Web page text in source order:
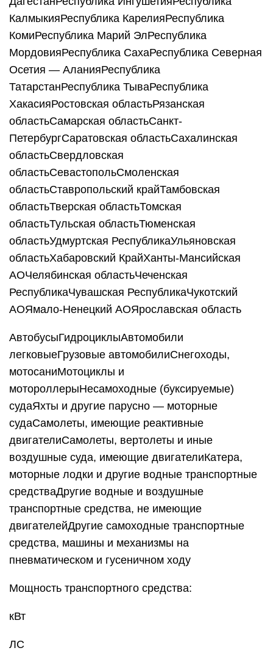
КалмыкияРеспублика КарелияРеспублика
КомиРеспублика Марий ЭлРеспублика
МордовияРеспублика СахаРеспублика Северная
Осетия — АланияРеспублика
ТатарстанРеспублика ТываРеспублика
ХакасияРостовская областьРязанская
областьСамарская областьСанкт-
ПетербургСаратовская областьСахалинская
областьСвердловская
областьСевастопольСмоленская
областьСтавропольский крайТамбовская
областьТверская областьТомская
областьТульская областьТюменская
областьУдмуртская РеспубликаУльяновская
областьХабаровский КрайХанты-Мансийская
АОЧелябинская областьЧеченская
РеспубликаЧувашская РеспубликаЧукотский
АОЯмало-Ненецкий АОЯрославская область
АвтобусыГидроциклыАвтомобили
легковыеГрузовые автомобилиСнегоходы,
мотосаниМотоциклы и
мотороллерыНесамоходные (буксируемые)
судаЯхты и другие парусно — моторные
судаСамолеты, имеющие реактивные
двигателиСамолеты, вертолеты и иные
воздушные суда, имеющие двигателиКатера,
моторные лодки и другие водные транспортные
средстваДругие водные и воздушные
транспортные средства, не имеющие
двигателейДругие самоходные транспортные
средства, машины и механизмы на
пневматическом и гусеничном ходу
Мощность транспортного средства:
кВт
ЛС